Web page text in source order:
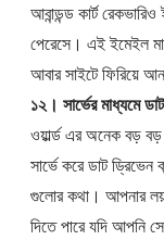
আবান্ডন্ড কার্ট
পেরেসে। এই ইমেইল
আবার সাইটে ফিরিয়ে
১২। সার্ভের মাধ্যমে
ওয়ার্ল্ড এর অনেক বড় বড়
সার্ভে করে ডাট
গুলোর কথা। আপনার
দিতে পারে যদি আপনি